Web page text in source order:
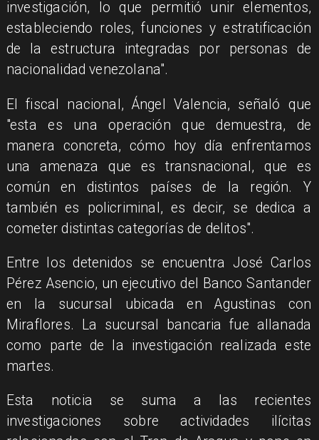
investigación, lo que permitió unir elementos,
estableciendo roles, funciones y estratificación
de la estructura integradas por personas de
nacionalidad venezolana".
El fiscal nacional, Ángel Valencia, señaló que
"esta es una operación que demuestra, de
manera concreta, cómo hoy día enfrentamos
una amenaza que es transnacional, que es
común en distintos países de la región. Y
también es policriminal, es decir, se dedica a
cometer distintas categorías de delitos".
Entre los detenidos se encuentra José Carlos
Pérez Asencio, un ejecutivo del Banco Santander
en la sucursal ubicada en Agustinas con
Miraflores. La sucursal bancaria fue allanada
como parte de la investigación realizada este
martes.
Esta noticia se suma a las recientes
investigaciones sobre actividades ilícitas